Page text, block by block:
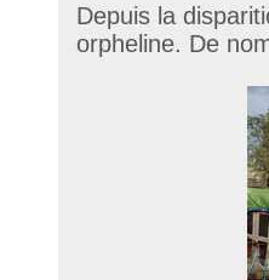
Depuis la
orpheline. De